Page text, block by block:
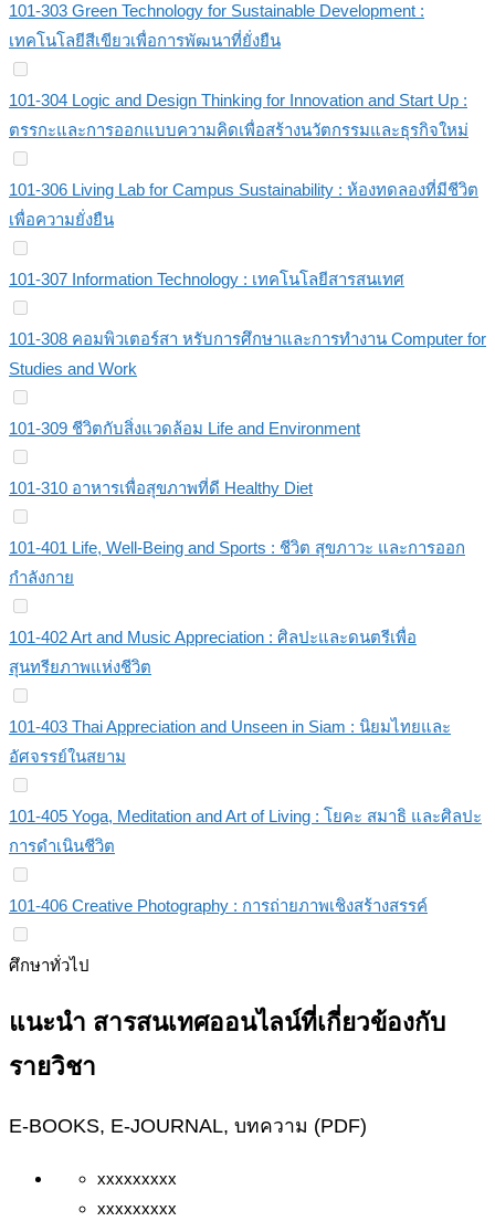
101-303 Green Technology for Sustainable Development :
เทคโนโลยีสีเขียวเพื่อการพัฒนาที่ยั่งยืน
101-304 Logic and Design Thinking for Innovation and Start Up :
ตรรกะและการออกแบบความคิดเพื่อสร้างนวัตกรรมและธุรกิจใหม่
101-306 Living Lab for Campus Sustainability : ห้องทดลองที่มีชีวิต
เพื่อความยั่งยืน
101-307 Information Technology : เทคโนโลยีสารสนเทศ
101-308 คอมพิวเตอร์สา หรับการศึกษาและการทำงาน Computer for
Studies and Work
101-309 ชีวิตกับสิ่งแวดล้อม Life and Environment
101-310 อาหารเพื่อสุขภาพที่ดี Healthy Diet
101-401 Life, Well-Being and Sports : ชีวิต สุขภาวะ และการออก
กำลังกาย
101-402 Art and Music Appreciation : ศิลปะและดนตรีเพื่อ
สุนทรียภาพแห่งชีวิต
101-403 Thai Appreciation and Unseen in Siam : นิยมไทยและ
อัศจรรย์ในสยาม
101-405 Yoga, Meditation and Art of Living : โยคะ สมาธิ และศิลปะ
การดำเนินชีวิต
101-406 Creative Photography : การถ่ายภาพเชิงสร้างสรรค์
ศึกษาทั่วไป
แนะนำ สารสนเทศออนไลน์ที่เกี่ยวข้องกับ
รายวิชา
E-BOOKS, E-JOURNAL, บทความ (PDF)
xxxxxxxxx
xxxxxxxxx